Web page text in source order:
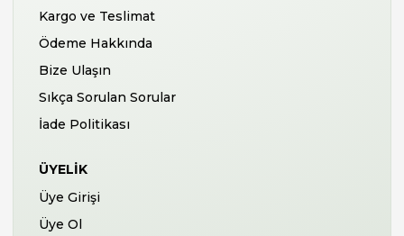
Kargo ve Teslimat
Ödeme Hakkında
Bize Ulaşın
Sıkça Sorulan Sorular
İade Politikası
ÜYELIK
Üye Girişi
Üye Ol